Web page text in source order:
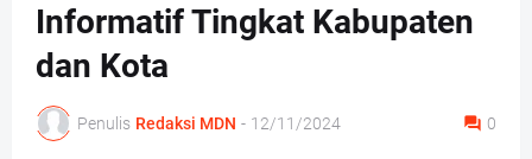
Informatif Tingkat Kabupaten
dan Kota
Penulis Redaksi MDN - 12/11/2024 0